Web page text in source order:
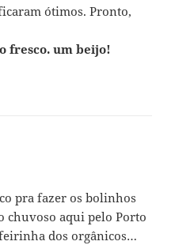
ótimos. Pronto,
fresco. um beijo!
pra fazer os bolinhos
chuvoso aqui pelo Porto
dos orgânicos…